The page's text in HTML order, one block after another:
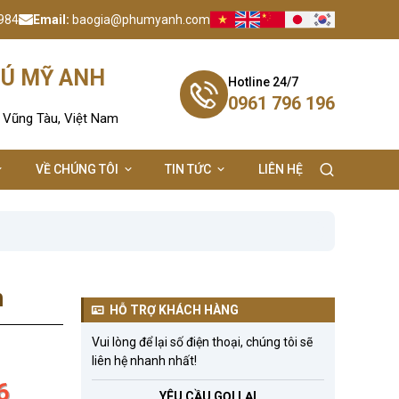
Email: baogia@phumyanh.com
MỸ ANH
Tàu, Việt Nam
Hotline 24/7
0961 796 196
VỀ CHÚNG TÔI TIN TỨC LIÊN HỆ
HỖ TRỢ KHÁCH HÀNG
Vui lòng để lại số điện thoại, chúng tôi sẽ
liên hệ nhanh nhất!